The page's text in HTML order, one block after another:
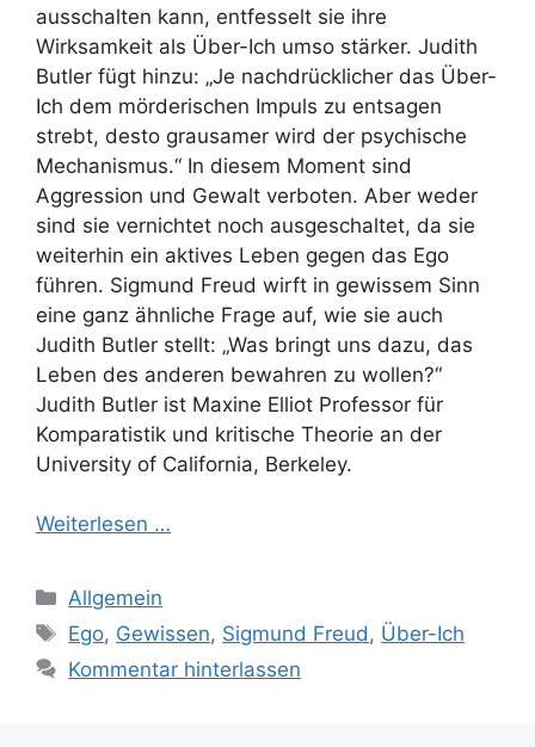
ausschalten kann, entfesselt sie ihre
Wirksamkeit als Über-Ich umso stärker. Judith
Butler fügt hinzu: „Je nachdrücklicher das Über-
Ich dem mörderischen Impuls zu entsagen
strebt, desto grausamer wird der psychische
Mechanismus.“ In diesem Moment sind
Aggression und Gewalt verboten. Aber weder
sind sie vernichtet noch ausgeschaltet, da sie
weiterhin ein aktives Leben gegen das Ego
führen. Sigmund Freud wirft in gewissem Sinn
eine ganz ähnliche Frage auf, wie sie auch
Judith Butler stellt: „Was bringt uns dazu, das
Leben des anderen bewahren zu wollen?“
Judith Butler ist Maxine Elliot Professor für
Komparatistik und kritische Theorie an der
University of California, Berkeley.
Weiterlesen …
Kategorien
Allgemein
Schlagwörter
Ego, Gewissen, Sigmund Freud, Über-Ich
Kommentar hinterlassen